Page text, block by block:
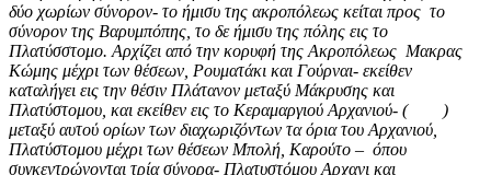
δύο χωρίων σύνορον- το ήμισυ της ακροπόλεως κείται προς το
σύνορον της Βαρυμπόπης, το δε ήμισυ της πόλης εις το
Πλατύσστομο. Αρχίζει από την κορυφή της Ακροπόλεως Μακρας
Κώμης μέχρι των θέσεων, Ρουματάκι και Γούρναι- εκείθεν
καταλήγει εις την θέσιν Πλάτανον μεταξύ Μάκρυσης και
Πλατύστομου, και εκείθεν εις το Κεραμαργιού Αρχανιού- ( )
μεταξύ αυτού ορίων των διαχωριζόντων τα όρια του Αρχανιού,
Πλατύστομου μέχρι των θέσεων Μπολή, Καρούτο – όπου
συγκεντρώνονται τρία σύνορα- Πλατυστόμου Αρχανι και